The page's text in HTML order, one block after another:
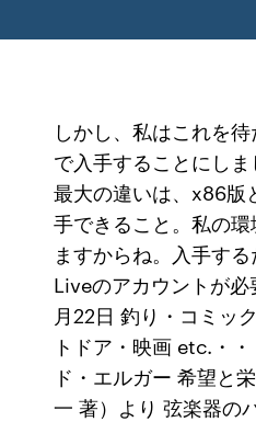
しかし、私はこれを
で入手することにし
最大の違いは、x86版
手できること。私の環
ますからね。入手す
Liveのアカウントが必
月22日 釣り・コミッ
トドア・映画 etc.・
ド・エルガー 希望と
一 著）より 弦楽器の